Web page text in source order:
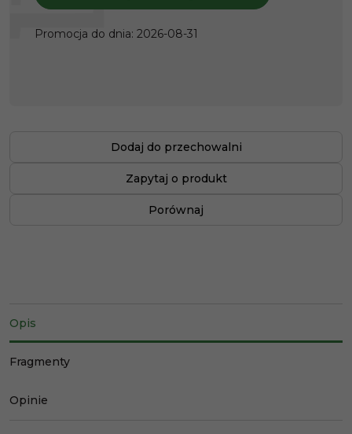
Promocja do dnia: 2026-08-31
Dodaj do przechowalni
Zapytaj o produkt
Porównaj
Opis
Fragmenty
Opinie